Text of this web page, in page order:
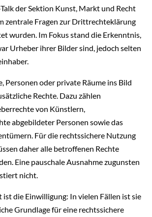
der Sektion Kunst, Markt und Recht
zentrale Fragen zur Drittrechteklärung
wurden. Im Fokus stand die Erkenntnis,
Urheber ihrer Bilder sind, jedoch selten
Personen oder private Räume ins Bild
Rechte. Dazu zählen
von Künstlern,
abgebildeter Personen sowie das
Für die rechtssichere Nutzung
daher alle betroffenen Rechte
Eine pauschale Ausnahme zugunsten
nicht.
ist die Einwilligung: In vielen Fällen ist sie
Grundlage für eine rechtssichere